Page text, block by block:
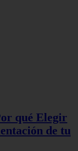
qué Elegir
de tu